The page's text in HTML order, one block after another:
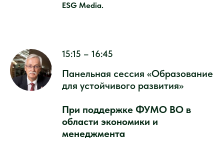
ESG Media.
15:15 – 16:45
Панельная сессия «Образование
для устойчивого развития»
При поддержке ФУМО ВО в
области экономики и
менеджмента